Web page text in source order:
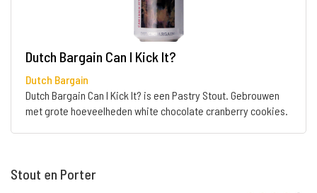
Dutch Bargain Can I Kick It?
Dutch Bargain
Dutch Bargain Can I Kick It? is een Pastry Stout. Gebrouwen
met grote hoeveelheden white chocolate cranberry cookies.
Stout en Porter